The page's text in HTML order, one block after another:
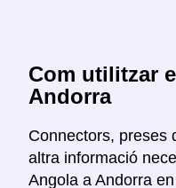
Com utilitzar
Andorra
Connectors, preses
altra informació
Angola a Andorra